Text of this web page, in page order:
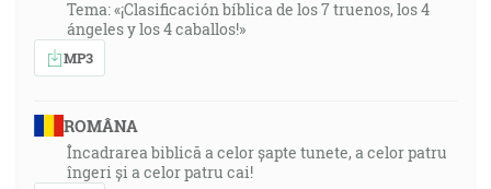
Tema: «¡Clasificación bíblica de los 7 truenos, los 4
ángeles y los 4 caballos!»
MP3
ROMÂNA
Încadrarea biblică a celor șapte tunete, a celor patru
îngeri și a celor patru cai!